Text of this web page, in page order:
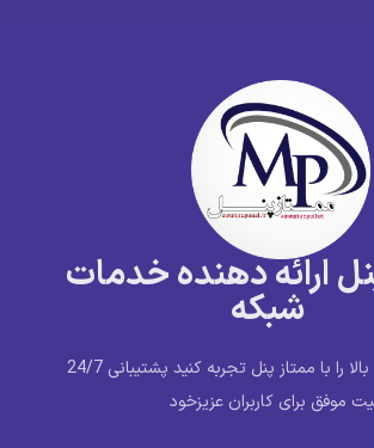
ارائه دهنده خدمات
شبکه
ارزانی و با کیفیت بالا را با ممتاز پنل تجربه کنید پشتیبانی 24/7